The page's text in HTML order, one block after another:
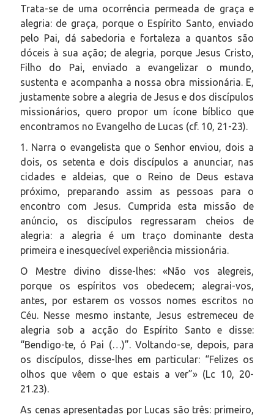
Trata-se de uma ocorrência permeada de graça e
alegria: de graça, porque o Espírito Santo, enviado
pelo Pai, dá sabedoria e fortaleza a quantos são
dóceis à sua ação; de alegria, porque Jesus Cristo,
Filho do Pai, enviado a evangelizar o mundo,
sustenta e acompanha a nossa obra missionária. E,
justamente sobre a alegria de Jesus e dos discípulos
missionários, quero propor um ícone bíblico que
encontramos no Evangelho de Lucas (cf. 10, 21-23).
1. Narra o evangelista que o Senhor enviou, dois a
dois, os setenta e dois discípulos a anunciar, nas
cidades e aldeias, que o Reino de Deus estava
próximo, preparando assim as pessoas para o
encontro com Jesus. Cumprida esta missão de
anúncio, os discípulos regressaram cheios de
alegria: a alegria é um traço dominante desta
primeira e inesquecível experiência missionária.
O Mestre divino disse-lhes: «Não vos alegreis,
porque os espíritos vos obedecem; alegrai-vos,
antes, por estarem os vossos nomes escritos no
Céu. Nesse mesmo instante, Jesus estremeceu de
alegria sob a acção do Espírito Santo e disse:
“Bendigo-te, ó Pai (…)”. Voltando-se, depois, para
os discípulos, disse-lhes em particular: “Felizes os
olhos que vêem o que estais a ver”» (Lc 10, 20-
21.23).
As cenas apresentadas por Lucas são três: primeiro,